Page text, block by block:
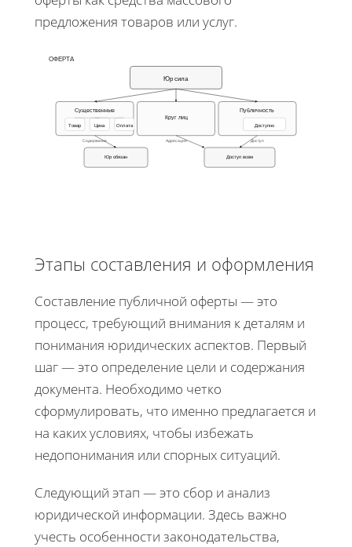
предложения товаров или услуг.
ОФЕРТА
Юр сила
Существенные
Товар Цена Оплата
Круг лиц
Публичность
Доступно
Юр обязан Доступ всем
Содержание Адресация Доступ
Этапы составления и оформления
Составление публичной оферты — это
процесс, требующий внимания к деталям и
понимания юридических аспектов. Первый
шаг — это определение цели и содержания
документа. Необходимо четко
сформулировать, что именно предлагается и
на каких условиях, чтобы избежать
недопонимания или спорных ситуаций.
Следующий этап — это сбор и анализ
юридической информации. Здесь важно
учесть особенности законодательства,